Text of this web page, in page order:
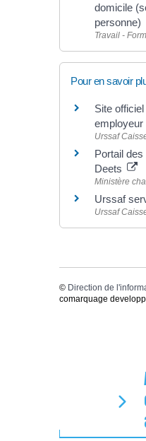
domicile
personne)
Travail -
Pour en savoir
Site
employeur
Urssaf
Portail
Deets
Ministère
Urssaf
Urssaf
© Direction de
comarquage